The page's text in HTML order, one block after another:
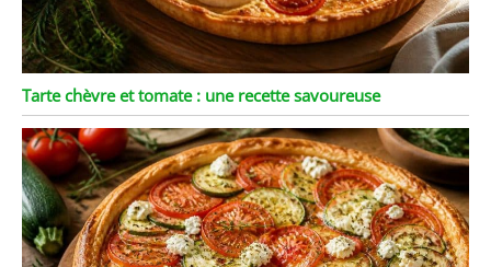
Tarte chèvre et tomate : une recette savoureuse